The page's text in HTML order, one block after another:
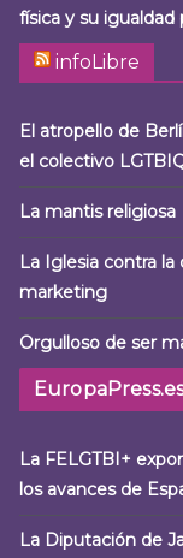
física y su igualdad
infoLibre
El atropello de
el colectivo
La mantis religiosa
La Iglesia contra
marketing
Orgulloso de ser
La FELGTBI+
los avances de
La Diputación de